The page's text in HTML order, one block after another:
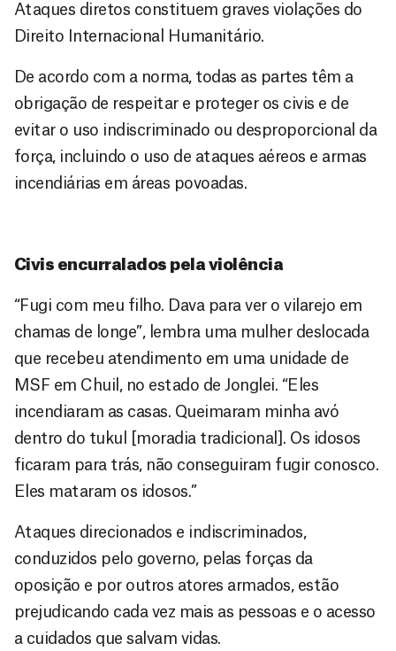
Ataques diretos constituem graves violações do
Direito Internacional Humanitário.
De acordo com a norma, todas as partes têm a
obrigação de respeitar e proteger os civis e de
evitar o uso indiscriminado ou desproporcional da
força, incluindo o uso de ataques aéreos e armas
incendiárias em áreas povoadas.
Civis encurralados pela violência
“Fugi com meu filho. Dava para ver o vilarejo em
chamas de longe”, lembra uma mulher deslocada
que recebeu atendimento em uma unidade de
MSF em Chuil, no estado de Jonglei. “Eles
incendiaram as casas. Queimaram minha avó
dentro do tukul [moradia tradicional]. Os idosos
ficaram para trás, não conseguiram fugir conosco.
Eles mataram os idosos.”
Ataques direcionados e indiscriminados,
conduzidos pelo governo, pelas forças da
oposição e por outros atores armados, estão
prejudicando cada vez mais as pessoas e o acesso
a cuidados que salvam vidas.